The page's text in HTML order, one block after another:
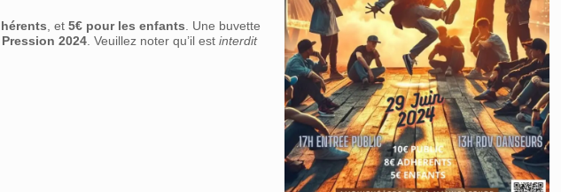
, et5€ pour les enfants . Une buvette
2024 . Veuillez noter qu’il estinterdit